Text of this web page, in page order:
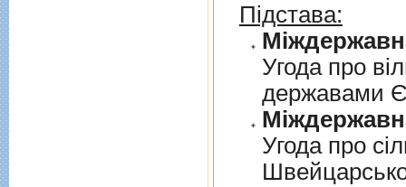
Підстава:
Угода про
державами
Угода про